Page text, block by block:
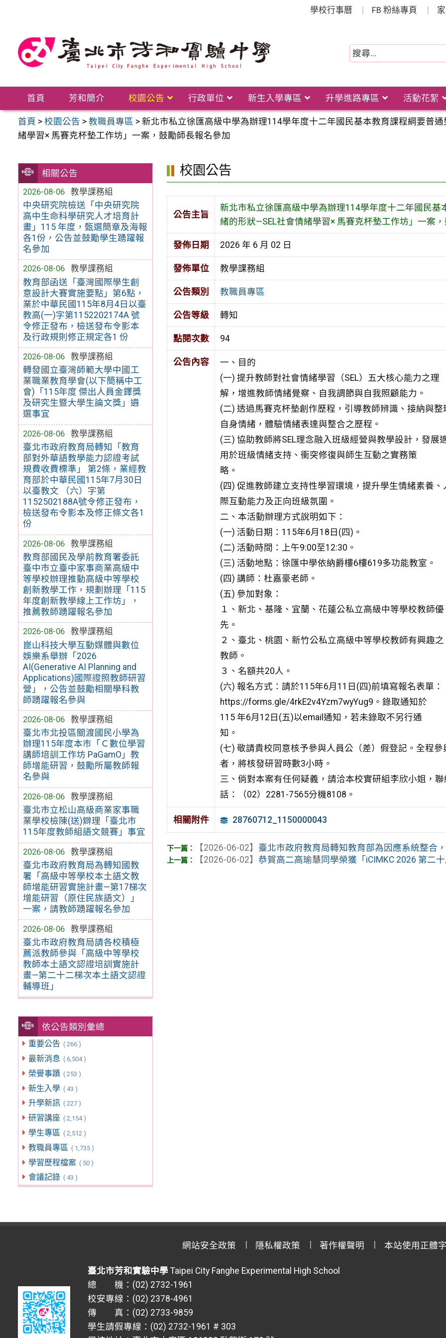
學校行事曆 FB 粉絲專頁
首頁 芳和簡介 校園公告 行政單位 新生入學專區 升學進路專區 活動花絮
首頁 >校園公告 >教職員專區 >新北市私立徐匯高級中學為辦理114學年度十二年國民基本教育課程綱要普
緒學習× 馬賽克杯墊工作坊」一案，鼓勵師長報名參加
相關公告
2026-08-06
教學課務組
中央研究院檢送「中央研究院
高中生命科學研究人才培育計
畫」115 年度，甄選簡章及海報
各1份，公告並鼓勵學生踴躍報
名參加
2026-08-06
教學課務組
教育部函送「臺灣國際學生創
意設計大賽實施要點」第6點，
業於中華民國115年8月4日以臺
教高(一)字第1152202174A 號
令修正發布，檢送發布令影本
及行政規則修正規定各1 份
2026-08-06
教學課務組
轉發國立臺灣師範大學中國工
業職業教育學會(以下簡稱中工
會)「115年度 傑出人員金鐸獎
及研究生暨大學生論文獎」遴
選事宜
2026-08-06
教學課務組
臺北市政府教育局轉知「教育
部對外華語教學能力認證考試
規費收費標準」 第2條，業經教
育部於中華民國115年7月30日
以臺教文 （六）字第
1152502188A號令修正發布，
檢送發布令影本及修正條文各1
份
2026-08-06
教學課務組
教育部國民及學前教育署委託
臺中市立臺中家事商業高級中
等學校辦理推動高級中等學校
創新教學工作，規劃辦理「115
年度創新教學線上工作坊」，
推薦教師踴躍報名參加
2026-08-06
教學課務組
崑山科技大學互動媒體與數位
娛樂系舉辦「2026
AI(Generative AI Planning and
Applications)國際證照教師研習
營」，公告並鼓勵相關學科教
師踴躍報名參與
2026-08-06
教學課務組
臺北市北投區關渡國民小學為
辦理115年度本市「Ｃ數位學習
講師培訓工作坊 PaGamO」教
師增能研習，鼓勵所屬教師報
名參與
2026-08-06
教學課務組
臺北市立松山高級商業家事職
業學校檢陳(送)辧理「臺北市
115年度教師組語文競賽」事宜
2026-08-06
教學課務組
臺北市政府教育局為轉知國教
署「高級中等學校本土語文教
師增能研習實施計畫—第17梯次
增能研習（原住民族語文）」
一案，請教師踴躍報名參加
2026-08-06
教學課務組
臺北市政府教育局請各校積極
薦派教師參與「高級中等學校
教師本土語文認證培訓實施計
畫—第二十二梯次本土語文認證
輔導班」
依公告類別彙總
重要公告 ( 266 )
最新消息 ( 6,504 )
榮譽事蹟 ( 253 )
新生入學 ( 43 )
升學新訊 ( 227 )
研習講座 ( 2,154 )
學生專區 ( 2,512 )
教職員專區 ( 1,735 )
學習歷程檔案 ( 50 )
會議記錄 ( 43 )
校園公告
公告主旨
新北市私立徐匯高級中學為辦理114學年度十二年國民
緒的形狀—SEL社會情緒學習× 馬賽克杯墊工作坊」一案
發佈日期 2026 年 6 月 02 日
發佈單位 教學課務組
公告類別 教職員專區
公告等級 轉知
點閱次數 94
公告內容
一、目的
(一) 提升教師對社會情緒學習（SEL）五大核心能力之理
解，增進教師情緒覺察、自我調節與自我照顧能力。
(二) 透過馬賽克杯墊創作歷程，引導教師辨識、接納與整
自身情緒，體驗情緒表達與整合之歷程。
(三) 協助教師將SEL理念融入班級經營與教學設計，發展
用於班級情緒支持、衝突修復與師生互動之實務策
略。
(四) 促進教師建立支持性學習環境，提升學生情緒素養、
際互動能力及正向班級氛圍。
二、本活動辦理方式說明如下：
(一) 活動日期：115年6月18日(四)。
(二) 活動時間：上午9:00至12:30。
(三) 活動地點：徐匯中學依納爵樓6樓619多功能教室。
(四) 講師：杜嘉豪老師。
(五) 參加對象：
１、新北、基隆、宜蘭、花蓮公私立高級中等學校教師優
先。
２、臺北、桃園、新竹公私立高級中等學校教師有興趣之
教師。
３、名額共20人。
(六) 報名方式：請於115年6月11日(四)前填寫報名表單：
https://forms.gle/4rkE2v4Yzm7wyYug9。錄取通知於
115 年6月12日(五)以email通知，若未錄取不另行通
知。
(七) 敬請貴校同意核予參與人員公（差）假登記。全程參
者，將核發研習時數3小時。
三、倘對本案有任何疑義，請洽本校實研組李欣小姐，聯
話：（02）2281-7565分機8108。
相關附件 28760712_1150000043
【2026-06-02】 臺北市政府教育局轉知教育部為因應系統整合
【2026-06-02】恭賀高二高瑜慧同學榮獲「iCIMKC 2026 第二
網站安全政策 隱私權政策 著作權聲明 本站使用正體
臺北市芳和實驗中學 Taipei City Fanghe Experimental High School
總 機：(02) 2732-1961
校安專線：(02) 2378-4961
傳 真：(02) 2733-9859
學生請假專線：(02) 2732-1961 # 303